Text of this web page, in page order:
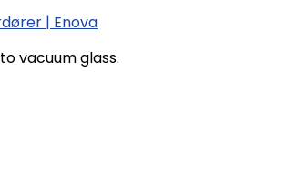
| Enova
vacuum glass.